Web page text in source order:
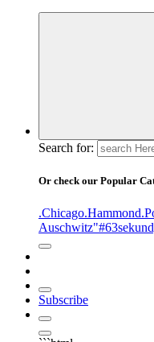
Search for:
Or check our Popular
.Chicago.Hammond
Auschwitz"
Subscribe